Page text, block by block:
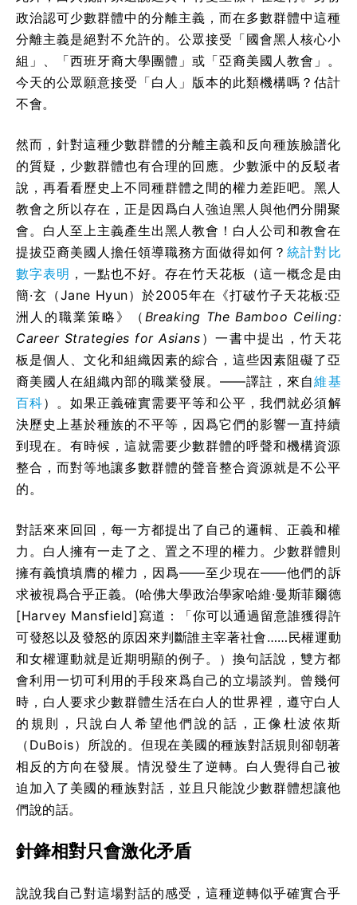
政治認可少數群體中的分離主義，而在多數群體中這種
分離主義是絕對不允許的。公眾接受「國會黑人核心小
組」、「西班牙裔大學團體」或「亞裔美國人教會」。
今天的公眾願意接受「白人」版本的此類機構嗎？估計
不會。
然而，針對這種少數群體的分離主義和反向種族臉譜化
的質疑，少數群體也有合理的回應。少數派中的反駁者
說，再看看歷史上不同種群體之間的權力差距吧。黑人
教會之所以存在，正是因爲白人強迫黑人與他們分開聚
會。白人至上主義產生出黑人教會！白人公司和教會在
提拔亞裔美國人擔任領導職務方面做得如何？統計對比
數字表明 ，一點也不好。存在竹天花板（這一概念是由
簡·玄（Jane Hyun）於2005年在《打破竹子天花板:亞
洲人的職業策略》（ Breaking The Bamboo Ceiling:
Career Strategies for Asians ）一書中提出，竹天花
板是個人、文化和組織因素的綜合，這些因素阻礙了亞
裔美國人在組織內部的職業發展。——譯註，來自維基
百科）。如果正義確實需要平等和公平，我們就必須解
決歷史上基於種族的不平等，因爲它們的影響一直持續
到現在。有時候，這就需要少數群體的呼聲和機構資源
整合，而對等地讓多數群體的聲音整合資源就是不公平
的。
對話來來回回，每一方都提出了自己的邏輯、正義和權
力。白人擁有一走了之、置之不理的權力。少數群體則
擁有義憤填膺的權力，因爲——至少現在——他們的訴
求被視爲合乎正義。(哈佛大學政治學家哈維·曼斯菲爾德
[Harvey Mansfield]寫道：「你可以通過留意誰獲得許
可發怒以及發怒的原因來判斷誰主宰著社會……民權運動
和女權運動就是近期明顯的例子。）換句話說，雙方都
會利用一切可利用的手段來爲自己的立場談判。曾幾何
時，白人要求少數群體生活在白人的世界裡，遵守白人
的規則，只說白人希望他們說的話，正像杜波依斯
（DuBois）所說的。但現在美國的種族對話規則卻朝著
相反的方向在發展。情況發生了逆轉。白人覺得自己被
迫加入了美國的種族對話，並且只能說少數群體想讓他
們說的話。
針鋒相對只會激化矛盾
說說我自己對這場對話的感受，這種逆轉似乎確實合乎